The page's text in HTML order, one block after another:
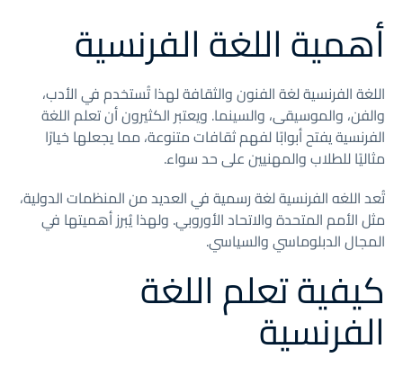
أهمية اللغة الفرنسية
اللغة الفرنسية لغة الفنون والثقافة لهذا تُستخدم في الأدب،
والفن، والموسيقى، والسينما. ويعتبر الكثيرون أن تعلم اللغة
الفرنسية يفتح أبوابًا لفهم ثقافات متنوعة، مما يجعلها خيارًا
مثاليًا للطلاب والمهنيين على حد سواء.
تُعد اللغه الفرنسية لغة رسمية في العديد من المنظمات الدولية،
مثل الأمم المتحدة والاتحاد الأوروبي. ولهذا يُبرز أهميتها في
المجال الدبلوماسي والسياسي.
كيفية تعلم اللغة
الفرنسية